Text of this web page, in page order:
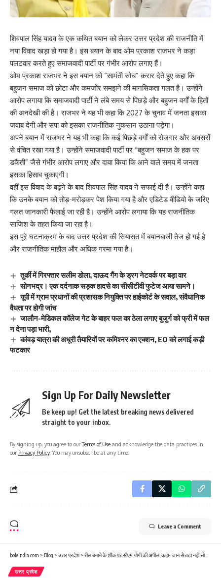
शिवपाल सिंह यादव के एक कथित बयान को लेकर उत्तर प्रदेश की राजनीति में
नया विवाद खड़ा हो गया है। इस बयान के बाद ओम प्रकाश राजभर ने कड़ा
पलटवार करते हुए समाजवादी पार्टी पर गंभीर आरोप लगाए हैं।
ओम प्रकाश राजभर ने इस बयान को “सामंती सोच” करार देते हुए कहा कि
बहुजन समाज को छोटा और कमजोर समझने की मानसिकता गलत है। उन्होंने
आरोप लगाया कि समाजवादी पार्टी ने लंबे समय से पिछड़े और बहुजन वर्गों के हितों
की अनदेखी की है। राजभर ने यह भी कहा कि 2027 के चुनाव में जनता इसका
जवाब देगी और सपा को इसका राजनीतिक नुकसान उठाना पड़ेगा।
अपने बयान में राजभर ने यह भी कहा कि कई पिछड़े वर्गों को रोजगार और अवसरों
से वंचित रखा गया है। उन्होंने समाजवादी पार्टी पर “बहुजन समाज के हक पर
डकैती” जैसे गंभीर आरोप लगाए और दावा किया कि आने वाले समय में जनता
इसका हिसाब चुकाएगी।
वहीं इस विवाद के बढ़ने के बाद शिवपाल सिंह यादव ने सफाई दी है। उन्होंने कहा
कि उनके बयान को तोड़-मरोड़कर पेश किया गया है और एडिटेड वीडियो के जरिए
गलत जानकारी फैलाई जा रही है। उन्होंने आरोप लगाया कि यह राजनीतिक
साजिश के तहत किया जा रहा है।
इस पूरे घटनाक्रम के बाद उत्तर प्रदेश की सियासत में बयानबाजी तेज हो गई है
और राजनीतिक माहौल और अधिक गरमा गया है।
तुर्की में गिरफ्तार सलीम डोला, दाऊद गैंग के ड्रग नेटवर्क पर बड़ा वार
सोनभद्र। एक दर्दनाक सड़क हादसे का सीसीटीवी फुटेज आया सामने।
यूपी में ग्राम प्रधानों की प्रशासक नियुक्ति पर हाईकोर्ट के सवाल, संवैधानिक
वैधता पर होगी जांच
जालौन-मेडिकल कॉलेज गेट के बाहर फल का ठेला लगाए बुजुर्ग को फ्री में फल
न देना पड़ा भारी,
कांवड़ यात्रा की अधूरी तैयारियों पर कमिश्नर का एक्शन, EO को लगाई कड़ी
फटकार
Sign Up For Daily Newsletter
Be keep up! Get the latest breaking news delivered
straight to your inbox.
By signing up, you agree to ourTerms of Use and acknowledge the data practices in
our Privacy Policy. You may unsubscribe at any time.
Leave a Comment
boleindia.com > Blog > उत्तर प्रदेश> रील बनाने के शौक पर सीएम योगी की अपील, कहा- जान से बड़ा नहीं सोशल मीडिया
उत्तर प्रदेश